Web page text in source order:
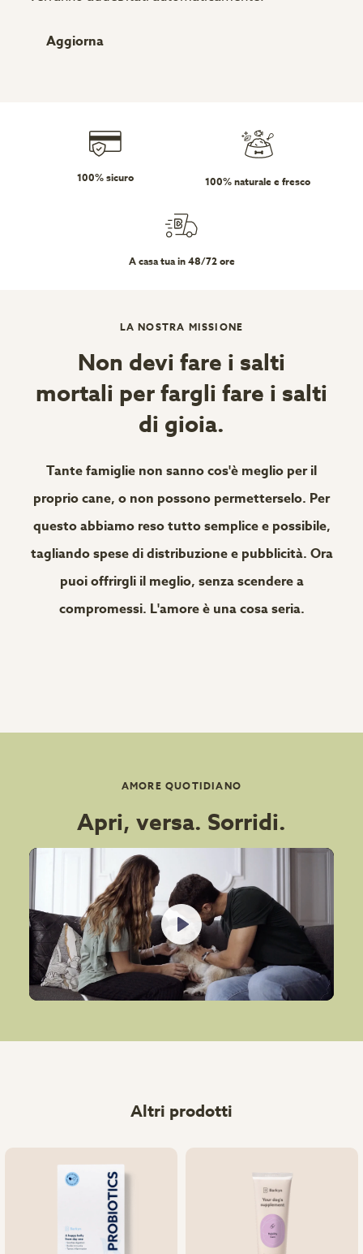
Aggiorna
100% sicuro 100% naturale e fresco
A casa tua in 48/72 ore
LA NOSTRA MISSIONE
Non devi fare i salti
mortali per fargli fare i salti
di gioia.
Tante famiglie non sanno cos'è meglio per il
proprio cane, o non possono permetterselo. Per
questo abbiamo reso tutto semplice e possibile,
tagliando spese di distribuzione e pubblicità. Ora
puoi offrirgli il meglio, senza scendere a
compromessi. L'amore è una cosa seria.
AMORE QUOTIDIANO
Apri, versa. Sorridi.
Play
Altri prodotti